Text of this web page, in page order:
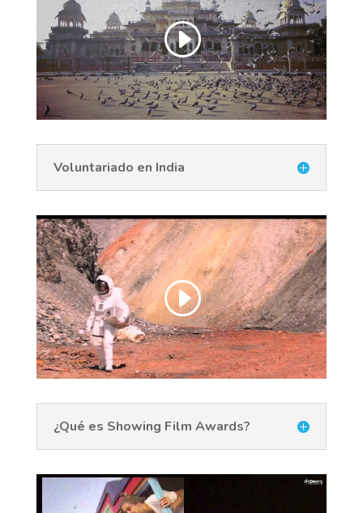
Voluntariado en India
¿Qué es Showing Film Awards?